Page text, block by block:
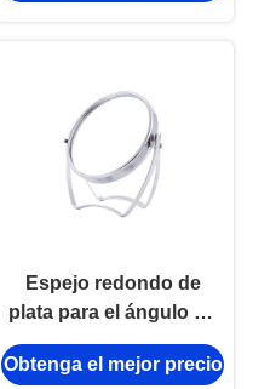
Espejo redondo de
plata para el ángulo de
cristal echado a un lado
doble rotativo del
Obtenga el mejor precio